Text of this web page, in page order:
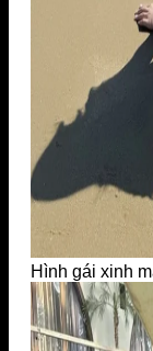
Hình gái xinh